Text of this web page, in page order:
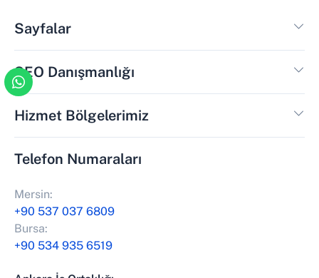
Sayfalar
SEO Danışmanlığı
Hizmet Bölgelerimiz
Telefon Numaraları
Mersin:
+90 537 037 6809
Bursa:
+90 534 935 6519